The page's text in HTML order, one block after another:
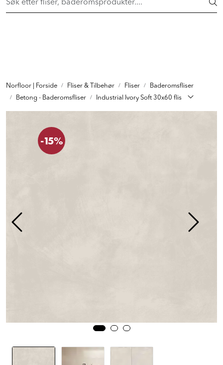
Skip to main content Vi sender til hele Norge
Norfloor | Forside Fliser & Tilbehør Fliser
Baderomsfliser
Betong - Baderomsfliser
Industrial Ivory Soft 30x60 flis
-15%
INTERIØR